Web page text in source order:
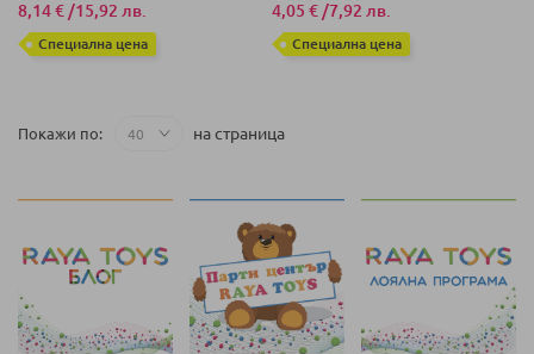
8,14 € /15,92 лв.
Специална цена
4,05 € /7,92 лв.
Специална цена
Покажи по на страница